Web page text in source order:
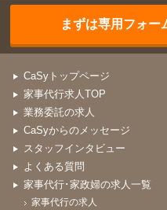
まずは専用フォー
CaSyトップページ
家事代行求人TOP
業務委託の求人
CaSyからのメッセージ
スタッフインタビュー
よくある質問
家事代行･家政婦の求人一覧
家事代行の求人